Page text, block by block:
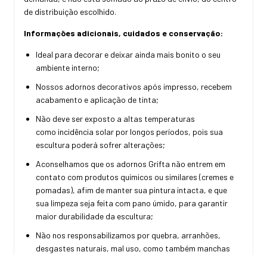
de distribuição escolhido.
Informações adicionais, cuidados e conservação:
Ideal para decorar e deixar ainda mais bonito o seu
ambiente interno;
Nossos adornos decorativos após impresso, recebem
acabamento e aplicação de tinta;
Não deve ser exposto a altas temperaturas
como incidência solar por longos períodos, pois sua
escultura poderá sofrer alterações;
Aconselhamos que os adornos Grifta não entrem em
contato com produtos químicos ou similares (cremes e
pomadas), afim de manter sua pintura intacta, e que
sua limpeza seja feita com pano úmido, para garantir
maior durabilidade da escultura;
Não nos responsabilizamos por quebra, arranhões,
desgastes naturais, mal uso, como também manchas